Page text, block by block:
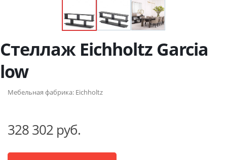
Стеллаж Eichholtz Garcia
low
Мебельная фабрика: Eichholtz
328 302 руб.